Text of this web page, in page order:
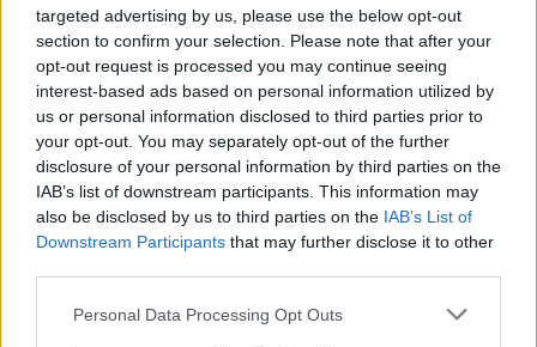
targeted advertising by us, please use the below opt-out
section to confirm your selection. Please note that after your
opt-out request is processed you may continue seeing
interest-based ads based on personal information utilized by
us or personal information disclosed to third parties prior to
your opt-out. You may separately opt-out of the further
disclosure of your personal information by third parties on the
IAB’s list of downstream participants. This information may
also be disclosed by us to third parties on the IAB’s List of
Downstream Participants that may further disclose it to other
Please note that this website/app uses one or more Google
Personal Data Processing Opt Outs
L’inaugurazione del 14 giugno 2026 ha messo in
mostra non solo l’impianto, ma anche la rete di
persone e progetti pronta a sfruttarne le
potenzialità per fare della valle un punto di
riferimento per lo sport invernale, anche fuori
stagione.
AUTORE